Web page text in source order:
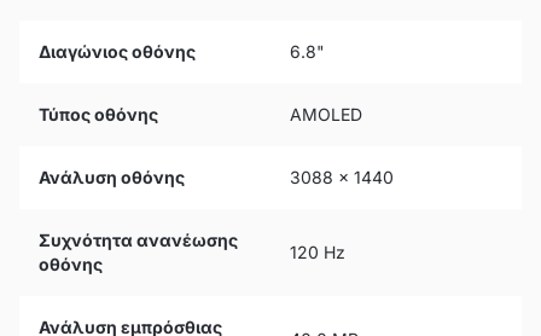
Διαγώνιος οθόνης 6.8"
Τύπος οθόνης AMOLED
Ανάλυση οθόνης 3088 x 1440
Συχνότητα ανανέωσης
οθόνης
120 Hz
Ανάλυση εμπρόσθιας